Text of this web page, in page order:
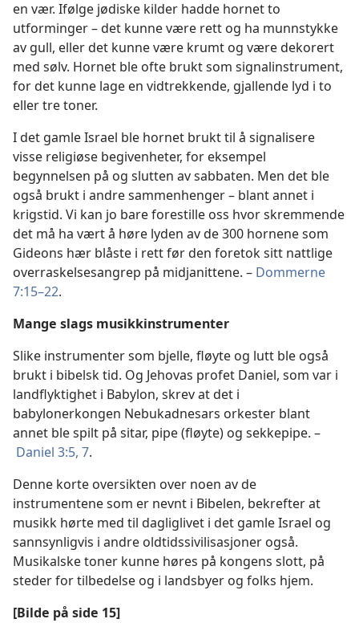
en vær. Ifølge jødiske kilder hadde hornet to
utforminger – det kunne være rett og ha munnstykke
av gull, eller det kunne være krumt og være dekorert
med sølv. Hornet ble ofte brukt som signalinstrument,
for det kunne lage en vidtrekkende, gjallende lyd i to
eller tre toner.
I det gamle Israel ble hornet brukt til å signalisere
visse religiøse begivenheter, for eksempel
begynnelsen på og slutten av sabbaten. Men det ble
også brukt i andre sammenhenger – blant annet i
krigstid. Vi kan jo bare forestille oss hvor skremmende
det må ha vært å høre lyden av de 300 hornene som
Gideons hær blåste i rett før den foretok sitt nattlige
overraskelsesangrep på midjanittene. – Dommerne
7:15–22.
Mange slags musikkinstrumenter
Slike instrumenter som bjelle, fløyte og lutt ble også
brukt i bibelsk tid. Og Jehovas profet Daniel, som var i
landflyktighet i Babylon, skrev at det i
babylonerkongen Nebukadnesars orkester blant
annet ble spilt på sitar, pipe (fløyte) og sekkepipe. –
Daniel 3:5, 7.
Denne korte oversikten over noen av de
instrumentene som er nevnt i Bibelen, bekrefter at
musikk hørte med til dagliglivet i det gamle Israel og
sannsynligvis i andre oldtidssivilisasjoner også.
Musikalske toner kunne høres på kongens slott, på
steder for tilbedelse og i landsbyer og folks hjem.
[Bilde på side 15]